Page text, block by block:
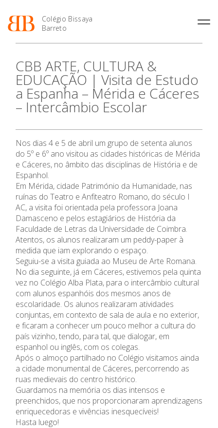
Colégio Bissaya
Barreto
Projeto Educativo
Organização
Colaboradores Docentes
Colaboradores Não
Ofertas de emprego
Regulamentos
Jornal “O Coreto”
Privacidade
Oferta Formativa
Enriquecimento Curricular
Oferta Curricular
Atividades Extracurriculares
Serviços
Letiva
Academia de Línguas
Ensino Profissional
Profissionais
Matrículas
Horários e Manuais
Curso de Técnico de
Curso de Técnico/a de Apoio
à Família e à Comunidade
Ofertas de Emprego
Ano Letivo
2027
Calendários
Portal do Professor
Portal do Aluno/Encarregado
SIGE
Secretariado de Exames
Admissão
Informações
APEE
Notícias
CBB ARTE, CULTURA &
EDUCAÇÃO | Visita de Estudo
a Espanha – Mérida e Cáceres
– Intercâmbio Escolar
Nos dias 4 e 5 de abril um grupo de setenta alunos
do 5º e 6º ano visitou as cidades históricas de Mérida
e Cáceres, no âmbito das disciplinas de História e de
Espanhol.
Em Mérida, cidade Património da Humanidade, nas
ruínas do Teatro e Anfiteatro Romano, do século I
AC, a visita foi orientada pela professora Joana
Damasceno e pelos estagiários de História da
Faculdade de Letras da Universidade de Coimbra.
Atentos, os alunos realizaram um peddy-paper à
medida que iam explorando o espaço.
Seguiu-se a visita guiada ao Museu de Arte Romana.
No dia seguinte, já em Cáceres, estivemos pela quinta
vez no Colégio Alba Plata, para o intercâmbio cultural
com alunos espanhóis dos mesmos anos de
escolaridade. Os alunos realizaram atividades
conjuntas, em contexto de sala de aula e no exterior,
e ficaram a conhecer um pouco melhor a cultura do
país vizinho, tendo, para tal, que dialogar, em
espanhol ou inglês, com os colegas.
Após o almoço partilhado no Colégio visitamos ainda
a cidade monumental de Cáceres, percorrendo as
ruas medievais do centro histórico.
Guardamos na memória os dias intensos e
preenchidos, que nos proporcionaram aprendizagens
enriquecedoras e vivências inesquecíveis!
Hasta luego!